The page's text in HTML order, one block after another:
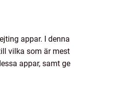
appar. I denna
vilka som är mest
appar, samt ge